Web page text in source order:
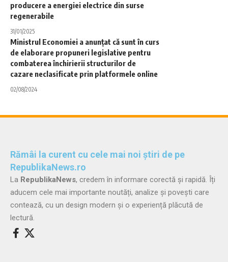
producere a energiei electrice din surse
regenerabile
31/01/2025
Ministrul Economiei a anunțat că sunt în curs
de elaborare propuneri legislative pentru
combaterea închirierii structurilor de
cazare neclasificate prin platformele online
02/08/2024
Rămâi la curent cu cele mai noi știri de pe
RepublikaNews.ro
La RepublikaNews, credem în informare corectă și rapidă. Îți
aducem cele mai importante noutăți, analize și povești care
contează, cu un design modern și o experiență plăcută de
lectură.